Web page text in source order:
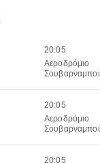
20:05
Αεροδρόμιο
20:05
Αεροδρόμιο
20:05